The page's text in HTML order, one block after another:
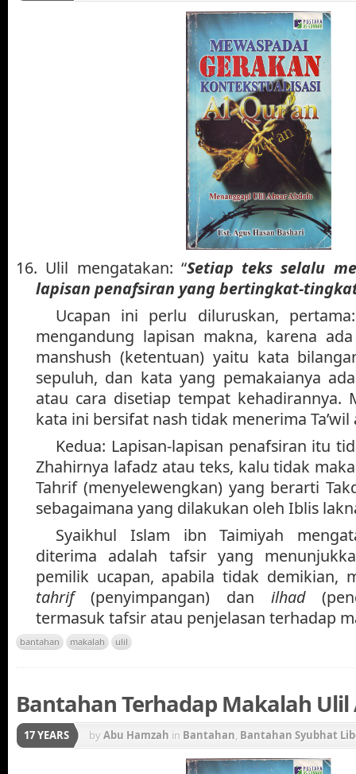
Gerakan Konstektualisasi Al-Qur'an
16. Ulil mengatakan: “Setiap teks selalu
lapisan penafsiran yang bertingkat-
Ucapan ini perlu diluruskan,
mengandung lapisan makna, karena
manshush (ketentuan) yaitu kata
sepuluh, dan kata yang pemakaianya
atau cara disetiap tempat kehadirannya.
kata ini bersifat nash tidak menerima Ta’wil
Kedua: Lapisan-lapisan penafsiran itu
Zhahirnya lafadz atau teks, kalu tidak
Tahrif (menyelewengkan) yang berarti
sebagaimana yang dilakukan oleh Iblis
Syaikhul Islam ibn Taimiyah
diterima adalah tafsir yang
pemilik ucapan, apabila tidak demikian,
tahrif (penyimpangan) dan ilhad
termasuk tafsir atau penjelasan terhadap
bantahan makalah ulil
Bantahan Terhadap Makalah Ulil
17 YEARS byAbu Hamzah in Bantahan, Bantahan Syubhat
Gerakan Konstektualisasi Al-Qur'an